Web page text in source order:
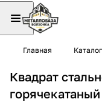
Главная Каталог
Квадрат